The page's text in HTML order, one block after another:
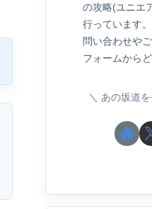
の攻略(ユニエ
行っています。
問い合わせや
フォームからど
あの坂道